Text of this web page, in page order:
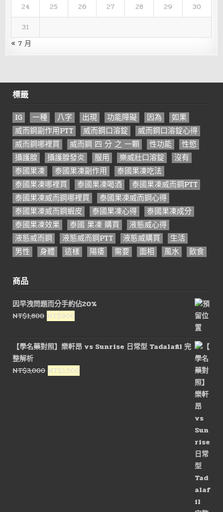
24
25 26 27 28 29
30
31
« 7 月
標籤
IG 一種 八字 出現 功能障礙 因為
如果
威而鋼副作用PTT
威而鋼口溶錠
威而鋼口溶錠心得
威而鋼哪裡買
威而鋼 四 分 之 一顆 性功能
性慾
攝護腺
攝護腺發炎 服用 樂威壯口溶錠
沒有
泰國果凍
泰國果凍副作用
泰國果凍吃法
泰國果凍哪裡買
泰國果凍喝酒
泰國果凍威而鋼PTT
泰國果凍威而鋼哪裡買
泰國果凍威而鋼心得
泰國果凍威而鋼蝦皮
泰國果凍心得
泰國果凍成分
泰國果凍效果
泰國 果凍 購買
液態威心得
液態威而鋼
液態威而鋼PTT 液態威購買
生活
男性
身體 這樣 陽痿 需要 面相 風水 飲食
商品
因早洩問題而分手約佔20%
NT$1,800 原
價
格：
NT$1,800。
NT$900
價
格：
NT$900。
【學名藥對照】樂軒昂 vs Sunrise 日常型 Tadalafil 完
整解析
NT$3,000 原
NT$1,500